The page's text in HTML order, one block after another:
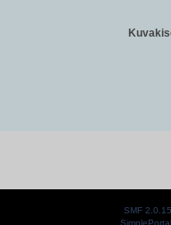
SMF 2.0.15